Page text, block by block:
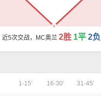
近5次交战，MC奥兰 2胜 1平 2负
1-15' 16-30' 31-45'